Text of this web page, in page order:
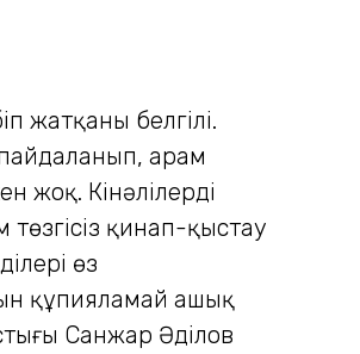
жатқаны белгілі.
арам
жоқ. Кінәлілерді
қинап-қыстау
өз
құпияламай ашық
Санжар Әділов